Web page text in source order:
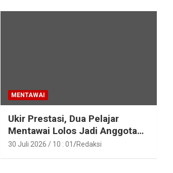
MENTAWAI
Ukir Prestasi, Dua Pelajar
Mentawai Lolos Jadi Anggota
Paskibraka Provinsi Sumbar
30 Juli 2026 / 10 : 01 Redaksi